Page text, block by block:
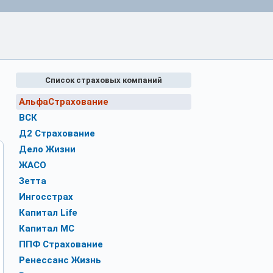
Список страховых компаний
АльфаСтрахование
ВСК
Д2 Страхование
Дело Жизни
ЖАСО
Зетта
Ингосстрах
Капитал Life
Капитал МС
ППФ Страхование
Ренессанс Жизнь